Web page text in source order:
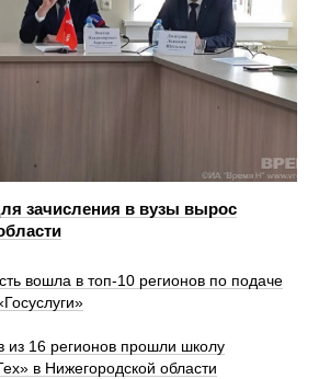
зачисления в вузы вырос
вошла в топ-10 регионов по подаче
из 16 регионов прошли школу
в Нижегородской области